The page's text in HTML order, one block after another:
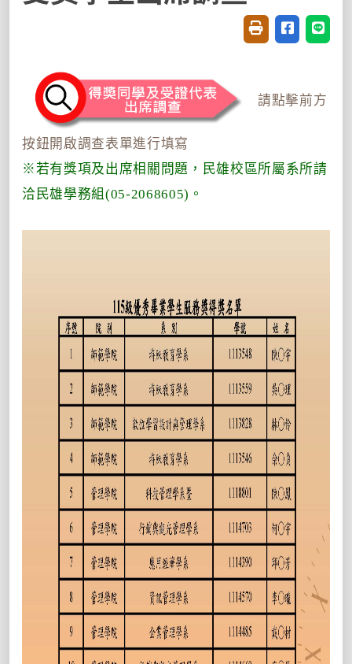
友善列印(開新視
分享至臉書
分享
請點擊前方
按鈕開啟調查表單進行填寫
※若有獎項及出席相關問題，民雄校區所屬系所請
洽民雄學務組(05-2068605)。